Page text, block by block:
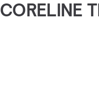
CORELINE